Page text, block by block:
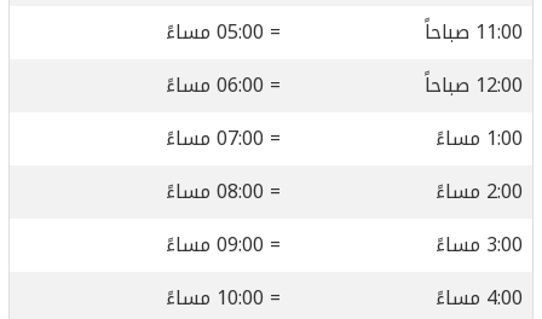
11:00 صباحاً
= 05:00 مساءً
12:00 صباحاً
= 06:00 مساءً
1:00 مساءً
= 07:00 مساءً
2:00 مساءً
= 08:00 مساءً
3:00 مساءً
= 09:00 مساءً
4:00 مساءً
= 10:00 مساءً